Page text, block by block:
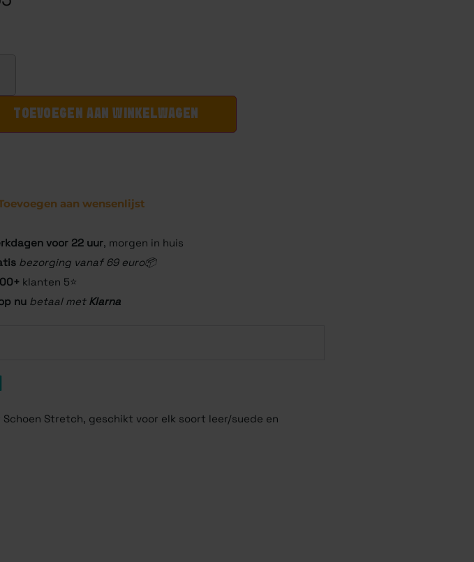
TOEVOEGEN AAN WINKELWAGEN
aan wensenlijst
voor 22 uur, morgen in huis
bezorging vanaf 69 euro📦
klanten 5⭐️
nu betaal met Klarna
Stretch, geschikt voor elk soort leer/suede en